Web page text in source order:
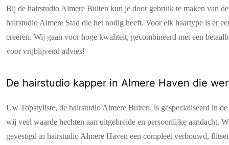
Bij de hairstudio Almere Buiten kun je door gebruik te maken van
hairstudio Almere Stad die het nodig heeft. Voor elk haartype is er
creëren. Wij gaan voor hoge kwaliteit, gecombineerd met een
voor vrijblijvend advies!
De hairstudio kapper in Almere Haven die
Uw Topstyliste, de hairstudio Almere Buiten, is gespecialiseerd in
wij veel waarde hechten aan uitgebreide en persoonlijke aandacht.
gevestigd in hairstudio Almere Haven een compleet verbouwd,